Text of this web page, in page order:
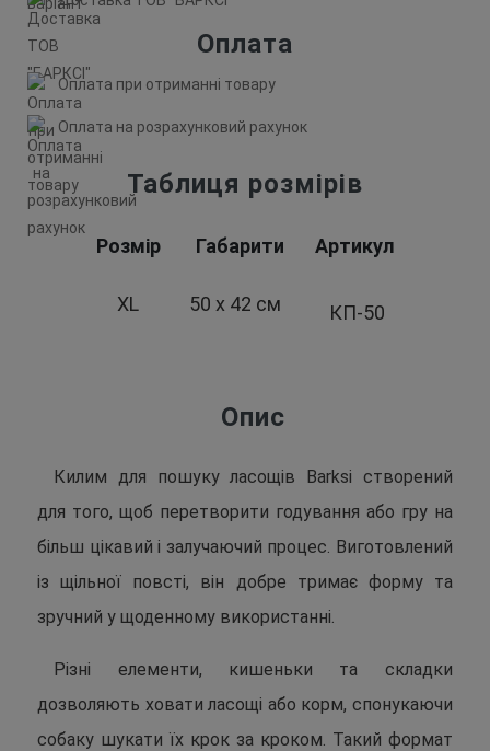
Оплата
Оплата при отриманні товару
Оплата на розрахунковий рахунок
Таблиця розмірів
Розмір Габарити Артикул
XL 50 х 42 см КП-50
Опис
Килим для пошуку ласощів Barksi створений
для того, щоб перетворити годування або гру на
більш цікавий і залучаючий процес. Виготовлений
із щільної повсті, він добре тримає форму та
зручний у щоденному використанні.
Різні елементи, кишеньки та складки
дозволяють ховати ласощі або корм, спонукаючи
собаку шукати їх крок за кроком. Такий формат